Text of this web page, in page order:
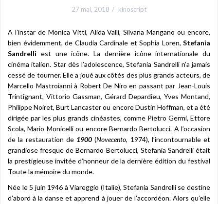
27 mai, 2018 kinoscript
A l’instar de Monica Vitti, Alida Valli, Silvana Mangano ou encore,
bien évidemment, de Claudia Cardinale et Sophia Loren, Stefania
Sandrelli est une icône. La dernière icône internationale du
cinéma italien. Star dès l’adolescence, Stefania Sandrelli n’a jamais
cessé de tourner. Elle a joué aux côtés des plus grands acteurs, de
Marcello Mastroianni à Robert De Niro en passant par Jean-Louis
Trintignant, Vittorio Gassman, Gérard Depardieu, Yves Montand,
Philippe Noiret, Burt Lancaster ou encore Dustin Hoffman, et a été
dirigée par les plus grands cinéastes, comme Pietro Germi, Ettore
Scola, Mario Monicelli ou encore Bernardo Bertolucci. A l’occasion
de la restauration de 1900 (Novecento, 1974), l’incontournable et
grandiose fresque de Bernardo Bertolucci, Stefania Sandrelli était
la prestigieuse invitée d’honneur de la dernière édition du festival
Toute la mémoire du monde.
Née le 5 juin 1946 à Viareggio (Italie), Stefania Sandrelli se destine
d’abord à la danse et apprend à jouer de l’accordéon. Alors qu’elle